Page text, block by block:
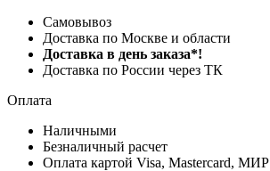
Самовывоз
Доставка по Москве и области
Доставка в день заказа*!
Доставка по России через ТК
Оплата
Наличными
Безналичный расчет
Оплата картой Visa, Mastercard, МИР